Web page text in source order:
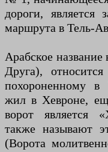
дороги, является
маршрута в Тель-
Арабское
Друга),
похороненному в
жил в Хевроне,
ворот является
также называют
(Ворота